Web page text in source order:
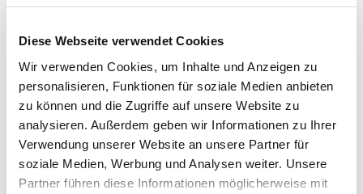
Diese Webseite verwendet Cookies
Wir verwenden Cookies, um Inhalte und Anzeigen zu
personalisieren, Funktionen für soziale Medien anbieten
zu können und die Zugriffe auf unsere Website zu
analysieren. Außerdem geben wir Informationen zu Ihrer
Verwendung unserer Website an unsere Partner für
soziale Medien, Werbung und Analysen weiter. Unsere
Partner führen diese Informationen möglicherweise mit
Innenstadt
- ideal für Pendler
Erdgeschosswohnung
77 m²
WOHNFLÄCHE
3
ZIMMER